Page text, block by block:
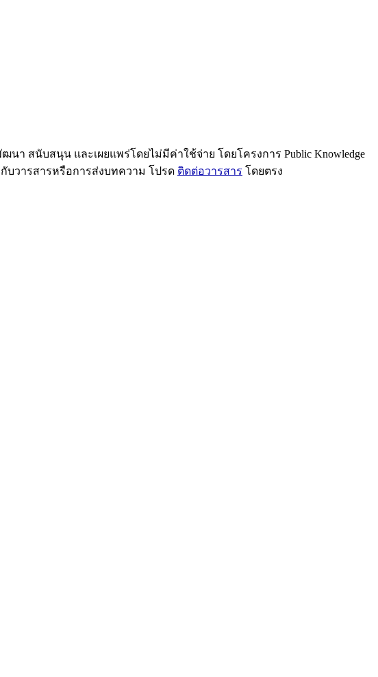
นา สนับสนุน และเผยแพร่โดยไม่มีค่าใช้จ่าย โดยโครงการ Public Knowledge
บวารสารหรือการส่งบทความ โปรด ติดต่อวารสาร โดยตรง